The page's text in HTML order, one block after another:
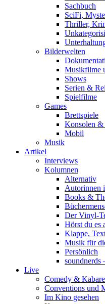
Sachbuch
SciFi,
Thriller,
Bilderwelten
Musikfilme
Shows
Serien &
Spielfilme
Games
Brettspiele
Konsolen &
Mobil
Musik
Artikel
Interviews
Kolumnen
Alternativ
Autorinnen
Books &
Der Vinyl-
Hörst du es
Klappe,
Musik für
Persönlich
soundnerds
Live
Comedy &
Conventions und
Im Kino gesehen